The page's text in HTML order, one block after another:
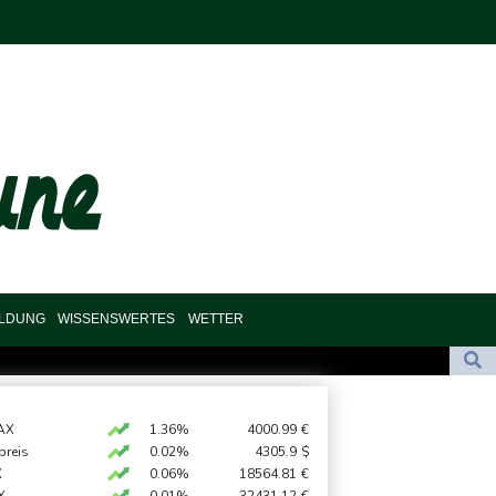
WISSENSWERTES WETTER
nach nur einem Tag gebrochen
am Etappensieg vorbei
1.36% 4000.99 €
0.02% 4305.9 $
0.06% 18564.81 €